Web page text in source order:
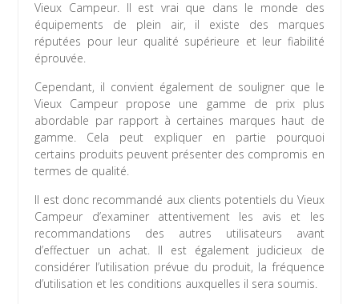
Vieux Campeur. Il est vrai que dans le monde des
équipements de plein air, il existe des marques
réputées pour leur qualité supérieure et leur fiabilité
éprouvée.
Cependant, il convient également de souligner que le
Vieux Campeur propose une gamme de prix plus
abordable par rapport à certaines marques haut de
gamme. Cela peut expliquer en partie pourquoi
certains produits peuvent présenter des compromis en
termes de qualité.
Il est donc recommandé aux clients potentiels du Vieux
Campeur d’examiner attentivement les avis et les
recommandations des autres utilisateurs avant
d’effectuer un achat. Il est également judicieux de
considérer l’utilisation prévue du produit, la fréquence
d’utilisation et les conditions auxquelles il sera soumis.